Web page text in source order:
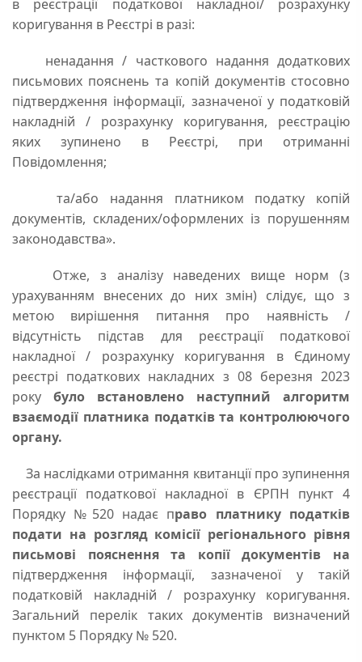
в реєстрації податкової накладної/ розрахунку
коригування в Реєстрі в разі:
ненадання / часткового надання додаткових
письмових пояснень та копій документів стосовно
підтвердження інформації, зазначеної у податковій
накладній / розрахунку коригування, реєстрацію
яких зупинено в Реєстрі, при отриманні
Повідомлення;
та/або надання платником податку копій
документів, складених/оформлених із порушенням
законодавства».
Отже, з аналізу наведених вище норм (з
урахуванням внесених до них змін) слідує, що з
метою вирішення питання про наявність /
відсутність підстав для реєстрації податкової
накладної / розрахунку коригування в Єдиному
реєстрі податкових накладних з 08 березня 2023
року було встановлено наступний алгоритм
взаємодії платника податків та контролюючого
органу.
За наслідками отримання квитанції про зупинення
реєстрації податкової накладної в ЄРПН пункт 4
Порядку №520 надає право платнику податків
подати на розгляд комісії регіонального рівня
письмові пояснення та копії документів на
підтвердження інформації, зазначеної у такій
податковій накладній / розрахунку коригування.
Загальний перелік таких документів визначений
пунктом 5 Порядку № 520.